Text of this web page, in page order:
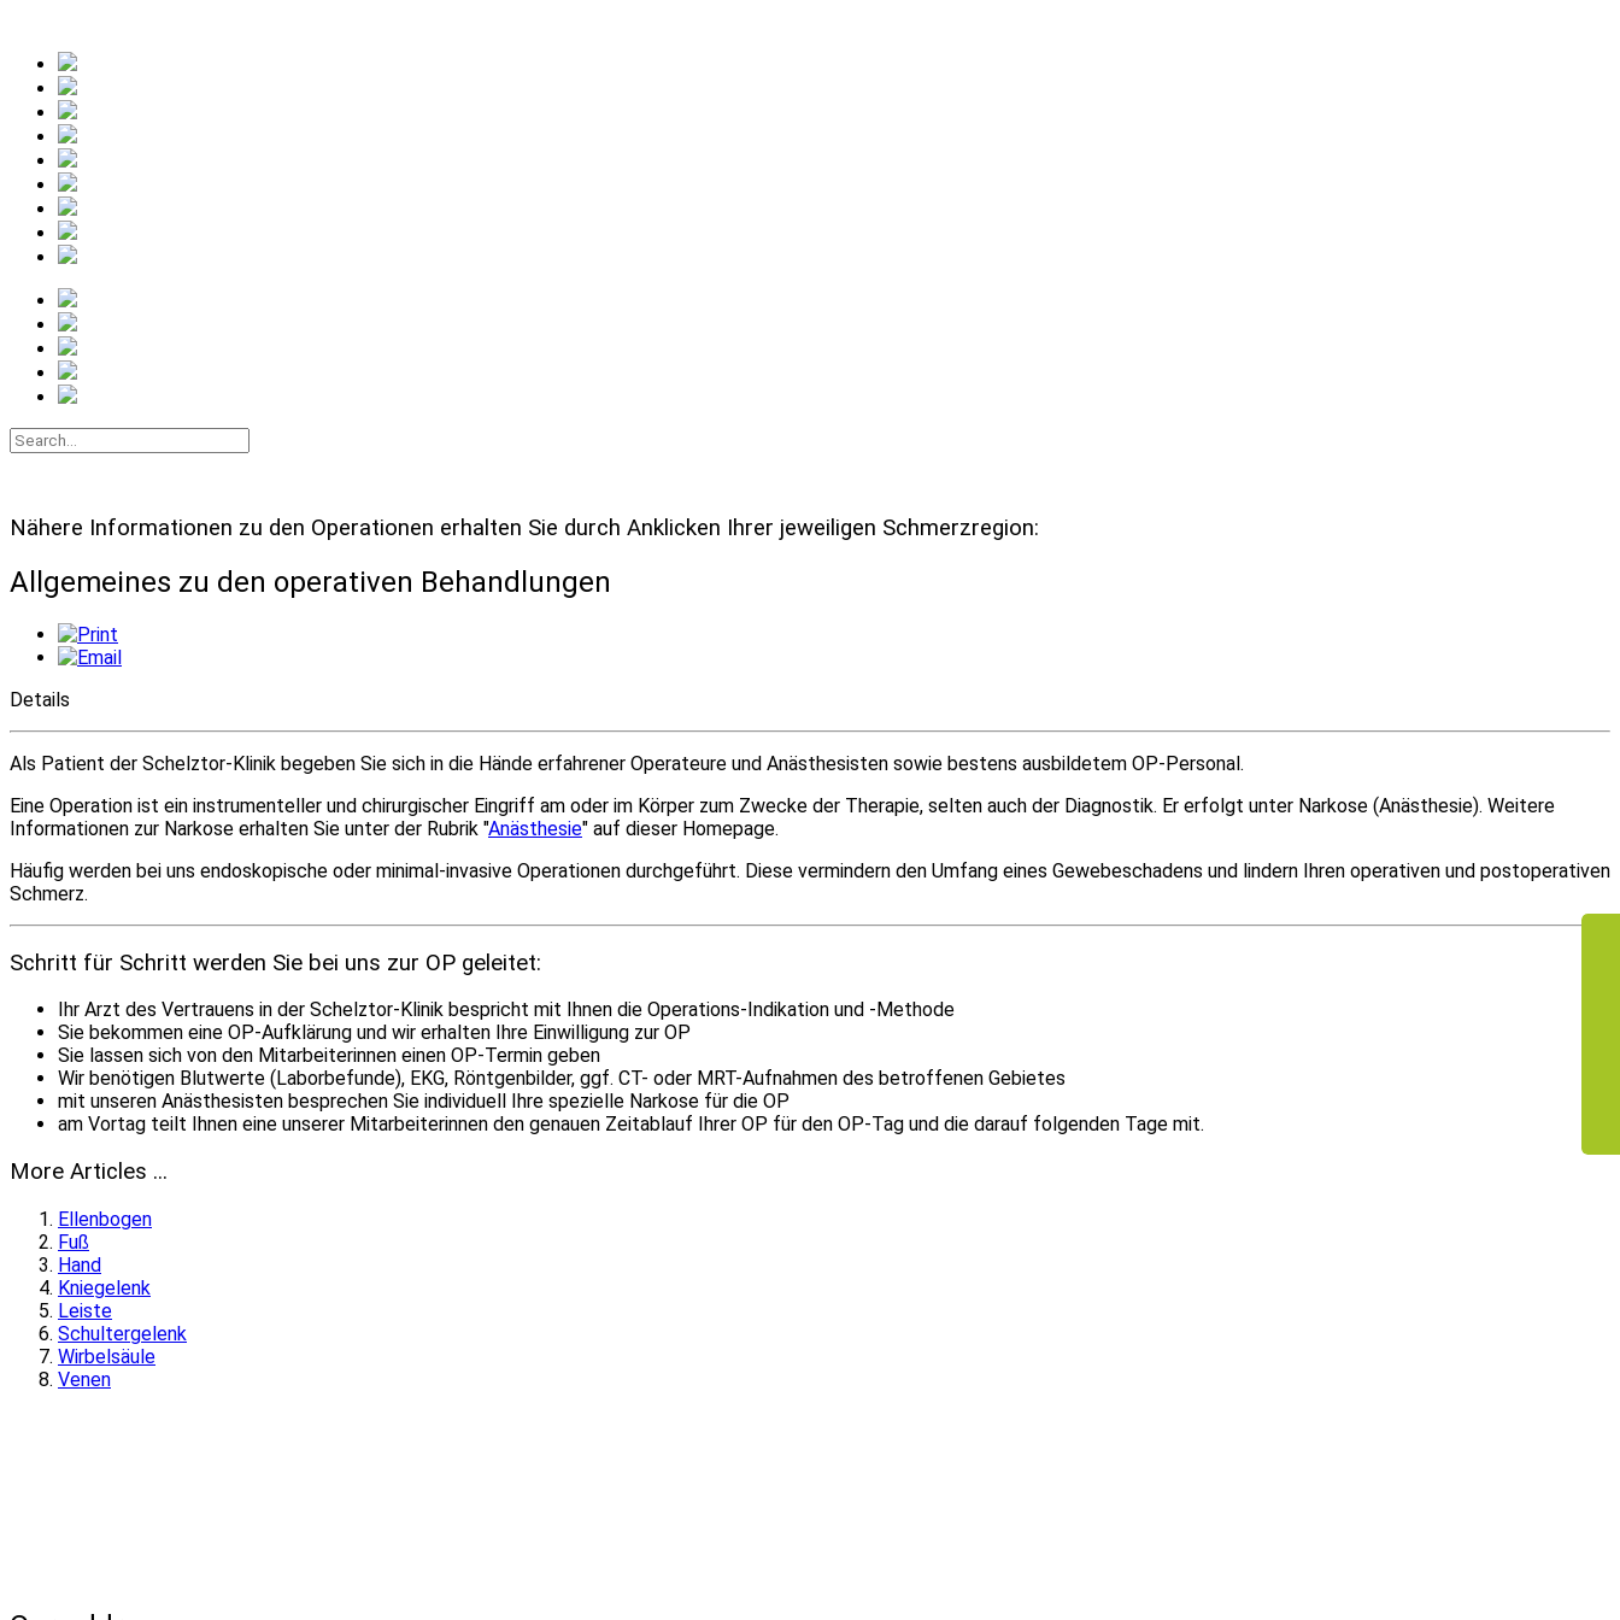
Nähere Informationen zu den Operationen erhalten Sie durch Anklicken Ihrer jeweiligen Schmerzregion:
Allgemeines zu den operativen Behandlungen
Details
Als Patient der Schelztor-Klinik begeben Sie sich in die Hände erfahrener Operateure und Anästhesisten sowie bestens ausbildetem OP-Personal.
Eine Operation ist ein instrumenteller und chirurgischer Eingriff am oder im Körper zum Zwecke der Therapie, selten auch der Diagnostik. Er erfolgt unter Narkose (Anästhesie). Weitere
Informationen zur Narkose erhalten Sie unter der Rubrik "Anästhesie" auf dieser Homepage.
Häufig werden bei uns endoskopische oder minimal-invasive Operationen durchgeführt. Diese vermindern den Umfang eines Gewebeschadens und lindern Ihren operativen und postoperativen
Schmerz.
Schritt für Schritt werden Sie bei uns zur OP geleitet:
Ihr Arzt des Vertrauens in der Schelztor-Klinik bespricht mit Ihnen die Operations-Indikation und -Methode
Sie bekommen eine OP-Aufklärung und wir erhalten Ihre Einwilligung zur OP
Sie lassen sich von den Mitarbeiterinnen einen OP-Termin geben
Wir benötigen Blutwerte (Laborbefunde), EKG, Röntgenbilder, ggf. CT- oder MRT-Aufnahmen des betroffenen Gebietes
mit unseren Anästhesisten besprechen Sie individuell Ihre spezielle Narkose für die OP
am Vortag teilt Ihnen eine unserer Mitarbeiterinnen den genauen Zeitablauf Ihrer OP für den OP-Tag und die darauf folgenden Tage mit.
More Articles ...
Ellenbogen
Fuß
Hand
Kniegelenk
Leiste
Schultergelenk
Wirbelsäule
Venen